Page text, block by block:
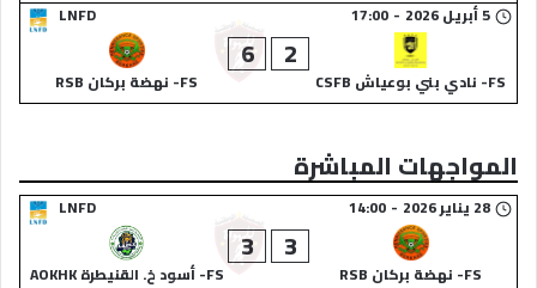
LNFD
5 أبريل 2026 -
17:00
FS- نادي بني بوعياش CSFB
2
6
FS- نهضة بركان RSB
المواجهات المباشرة
LNFD 28 يناير 2026 -
14:00
FS- نهضة بركان RSB
3
3
FS- أسود خ. القنيطرة AOKHK